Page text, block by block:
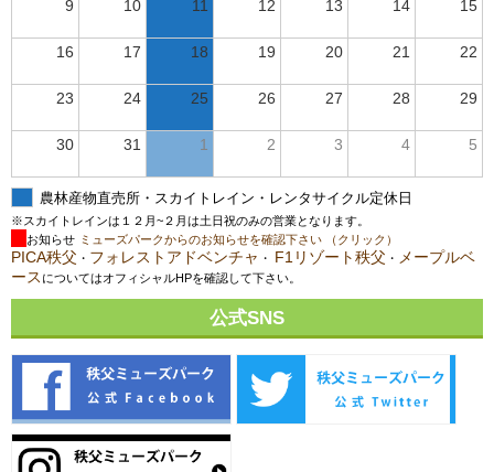
9 10 11 12 13 14 15
16 17 18 19 20 21 22
23 24 25 26 27 28 29
30 31 1 2 3 4 5
農林産物直売所・スカイトレイン・レンタサイクル定休日
※スカイトレインは１２月~２月は土日祝のみの営業となります。
お知らせ ミューズパークからのお知らせを確認下さい （クリック）
PICA秩父 ・ フォレストアドベンチャ ・ F1リゾート秩父 ・ メープルベ
ース についてはオフィシャルHPを確認して下さい。
公式SNS